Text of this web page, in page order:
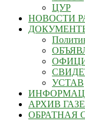
ЦУР
НОВОСТИ
УСТАВ
АРХИВ
ОБРАТНАЯ